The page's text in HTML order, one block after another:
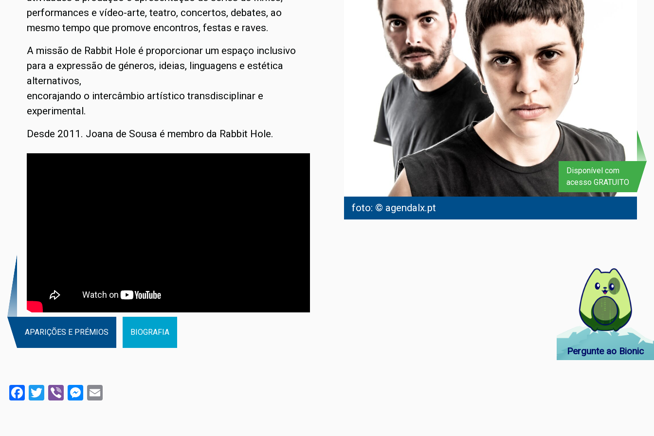
performances e vídeo-arte, teatro, concertos, debates, ao
mesmo tempo que promove encontros, festas e raves.
A missão de Rabbit Hole é proporcionar um espaço inclusivo
para a expressão de géneros, ideias, linguagens e estética
alternativos,
encorajando o intercâmbio artístico transdisciplinar e
experimental.
Desde 2011. Joana de Sousa é membro da Rabbit Hole.
APARIÇÕES E PRÉMIOS BIOGRAFIA
foto: © agendalx.pt
Disponível com
acesso GRATUITO
Facebook
Twitter
ViberMessenger
Pergunte ao Bionic